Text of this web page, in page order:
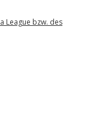
League bzw. des